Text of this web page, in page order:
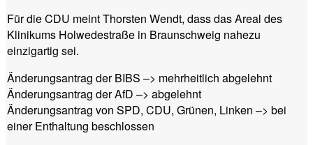
Für die CDU meint Thorsten Wendt, dass das Areal des
Klinikums Holwedestraße in Braunschweig nahezu
einzigartig sei.
Änderungsantrag der BIBS –> mehrheitlich abgelehnt
Änderungsantrag der AfD –> abgelehnt
Änderungsantrag von SPD, CDU, Grünen, Linken –> bei
einer Enthaltung beschlossen